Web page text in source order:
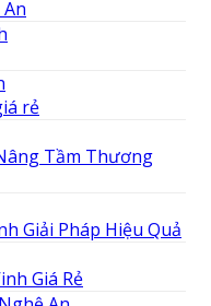
rẻ
Tầm Thương
Giải Pháp Hiệu Quả
Giá Rẻ